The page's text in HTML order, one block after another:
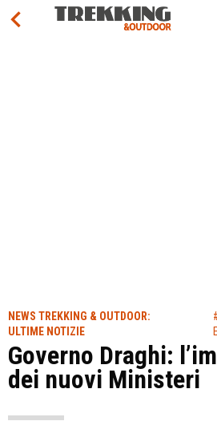
NEWS TREKKING & OUTDOOR:
ULTIME NOTIZIE
Governo Draghi:
dei nuovi Ministeri